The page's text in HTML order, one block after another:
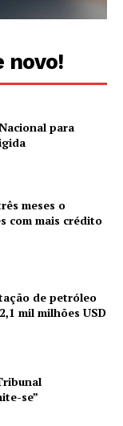
novo!
para
meses o
com mais crédito
de petróleo
mil milhões USD
se”